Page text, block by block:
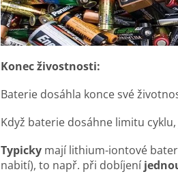
Konec živostnosti:
Baterie dosáhla konce své
Když baterie dosáhne limitu
Typicky mají lithium-iontové
nabití), to např. při dobíjení